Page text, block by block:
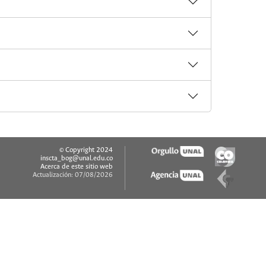
© Copyright 2024
inscta_bog@unal.edu.co
Acerca de este sitio web
Actualización: 07/08/2026